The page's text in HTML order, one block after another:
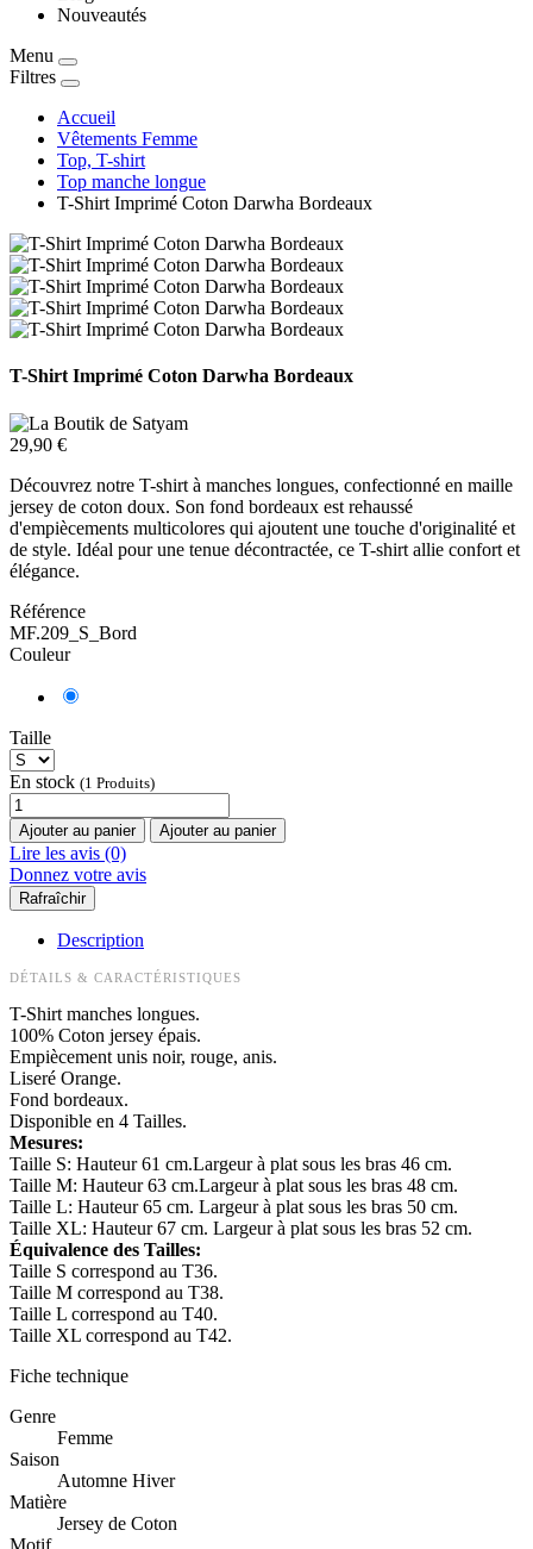
Nouveautés
Menu
Filtres
Accueil
Vêtements Femme
Top, T-shirt
Top manche longue
T-Shirt Imprimé Coton Darwha Bordeaux
T-Shirt Imprimé Coton Darwha Bordeaux
29,90 €
Découvrez notre T-shirt à manches longues, confectionné en maille
jersey de coton doux. Son fond bordeaux est rehaussé
d'empiècements multicolores qui ajoutent une touche d'originalité et
de style. Idéal pour une tenue décontractée, ce T-shirt allie confort et
élégance.
Référence
MF.209_S_Bord
Couleur
Taille
En stock (1 Produits)
Ajouter au panier Ajouter au panier
Lire les avis (0)
Donnez votre avis
Description
DÉTAILS & CARACTÉRISTIQUES
T-Shirt manches longues.
100% Coton jersey épais.
Empiècement unis noir, rouge, anis.
Liseré Orange.
Fond bordeaux.
Disponible en 4 Tailles.
Mesures:
Taille S: Hauteur 61 cm.Largeur à plat sous les bras 46 cm.
Taille M: Hauteur 63 cm.Largeur à plat sous les bras 48 cm.
Taille L: Hauteur 65 cm. Largeur à plat sous les bras 50 cm.
Taille XL: Hauteur 67 cm. Largeur à plat sous les bras 52 cm.
Équivalence des Tailles:
Taille S correspond au T36.
Taille M correspond au T38.
Taille L correspond au T40.
Taille XL correspond au T42.
Fiche technique
Genre
Femme
Saison
Automne Hiver
Matière
Jersey de Coton
Motif